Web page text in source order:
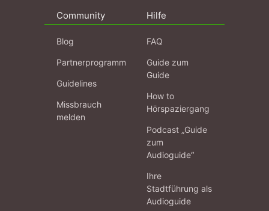
Community
Blog
Partnerprogramm
Guidelines
Missbrauch
melden
Hilfe
FAQ
Guide zum
Guide
How to
Hörspaziergang
Podcast „Guide
zum
Audioguide“
Ihre
Stadtführung als
Audioguide